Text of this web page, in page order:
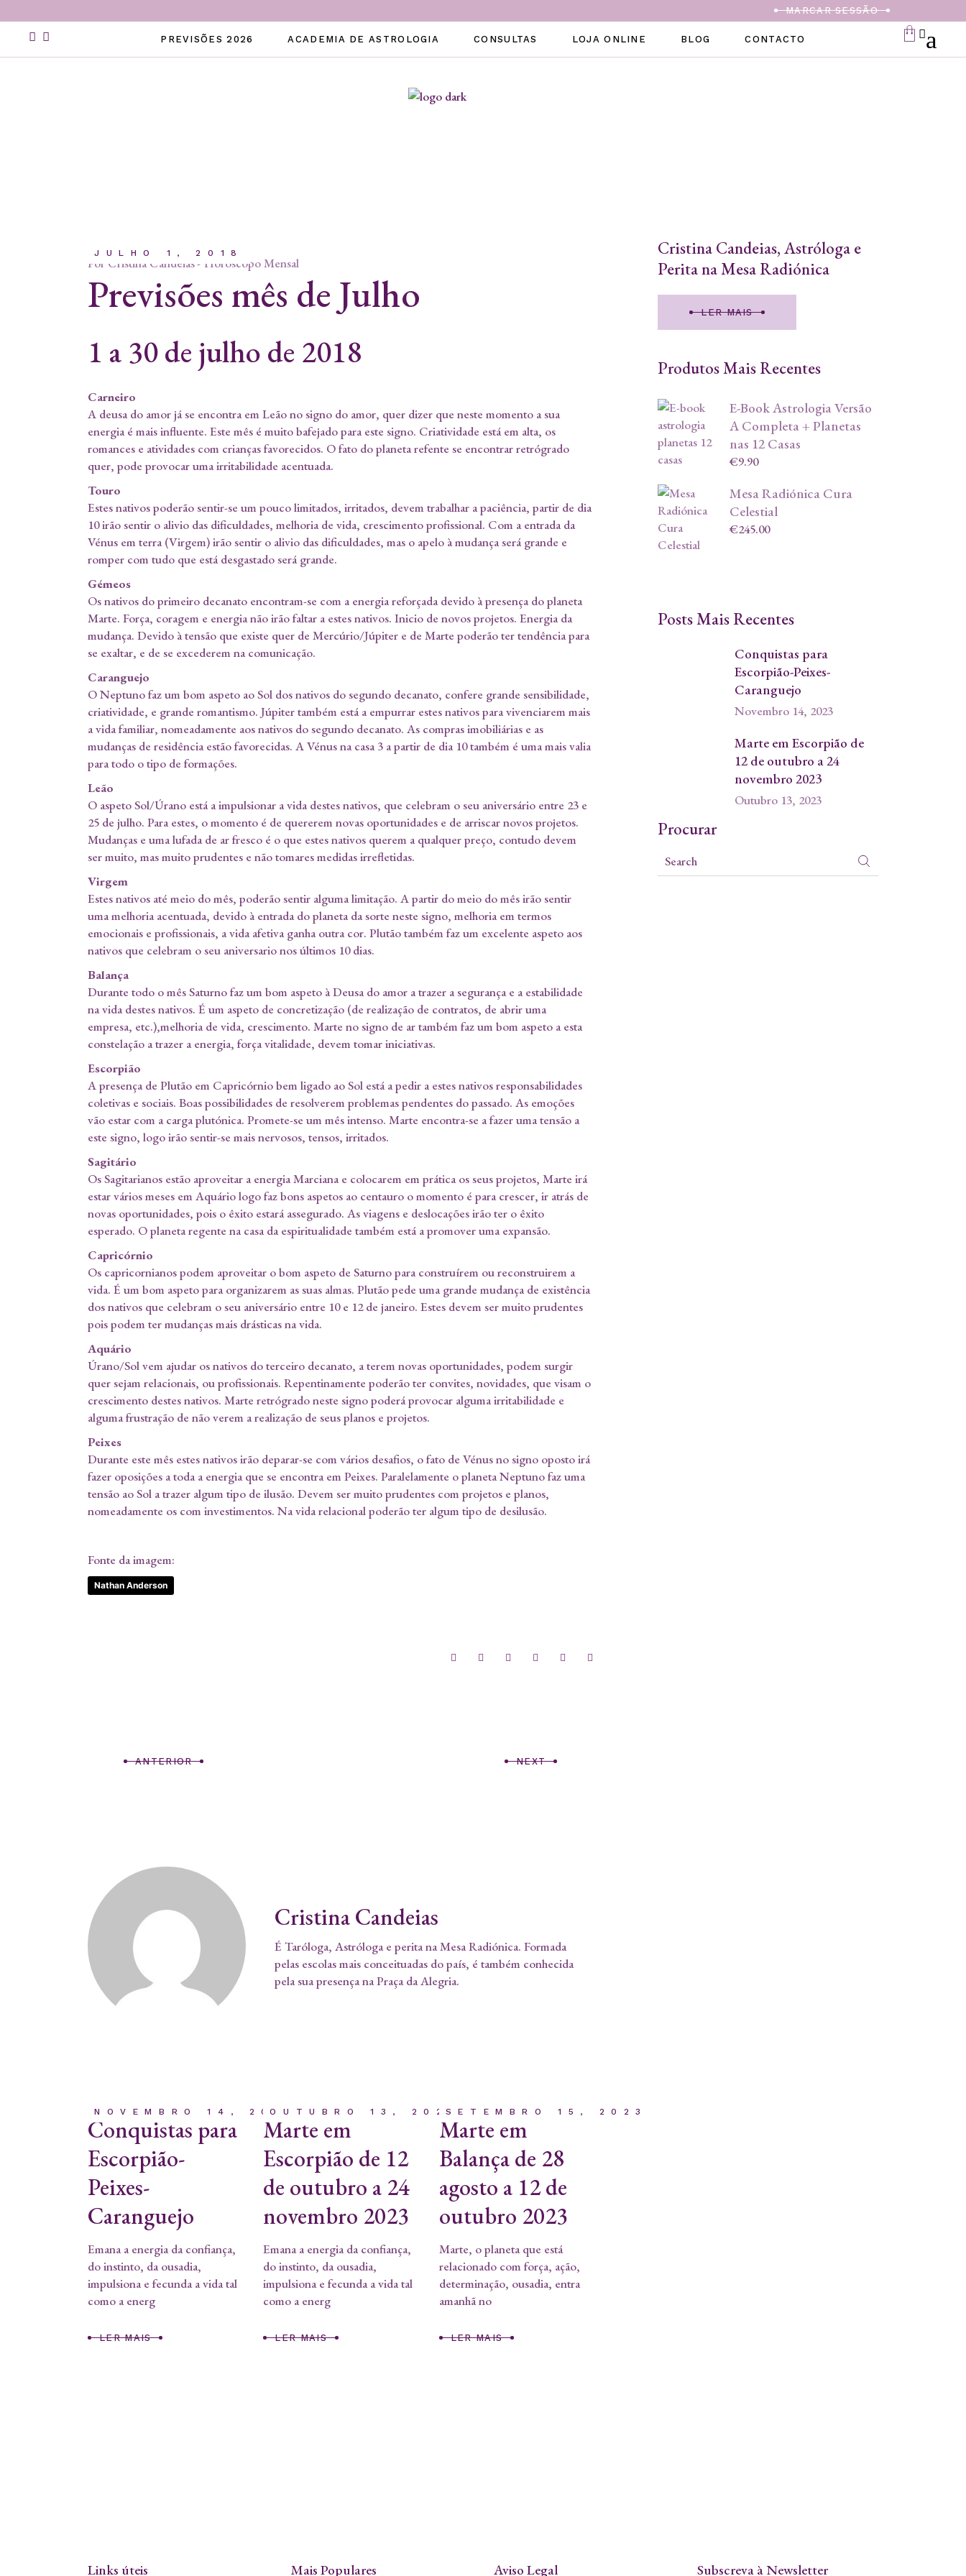
content
MARCAR SESSÃO
PREVISÕES 2026 ACADEMIA DE ASTROLOGIA CONSULTAS LOJA ONLINE BLOG CONTACTO
JULHO 1, 2018
Por Cristina Candeias Horóscopo Mensal
Previsões mês de Julho
1 a 30 de julho de 2018
Carneiro
A deusa do amor já se encontra em Leão no signo do amor, quer dizer que neste momento a sua
energia é mais influente. Este mês é muito bafejado para este signo. Criatividade está em alta, os
romances e atividades com crianças favorecidos. O fato do planeta refente se encontrar retrógrado
quer, pode provocar uma irritabilidade acentuada.
Touro
Estes nativos poderão sentir-se um pouco limitados, irritados, devem trabalhar a paciência, partir de dia
10 irão sentir o alivio das dificuldades, melhoria de vida, crescimento profissional. Com a entrada da
Vénus em terra (Virgem) irão sentir o alivio das dificuldades, mas o apelo à mudança será grande e
romper com tudo que está desgastado será grande.
Gémeos
Os nativos do primeiro decanato encontram-se com a energia reforçada devido à presença do planeta
Marte. Força, coragem e energia não irão faltar a estes nativos. Inicio de novos projetos. Energia da
mudança. Devido à tensão que existe quer de Mercúrio/Júpiter e de Marte poderão ter tendência para
se exaltar, e de se excederem na comunicação.
Caranguejo
O Neptuno faz um bom aspeto ao Sol dos nativos do segundo decanato, confere grande sensibilidade,
criatividade, e grande romantismo. Júpiter também está a empurrar estes nativos para vivenciarem mais
a vida familiar, nomeadamente aos nativos do segundo decanato. As compras imobiliárias e as
mudanças de residência estão favorecidas. A Vénus na casa 3 a partir de dia 10 também é uma mais valia
para todo o tipo de formações.
Leão
O aspeto Sol/Úrano está a impulsionar a vida destes nativos, que celebram o seu aniversário entre 23 e
25 de julho. Para estes, o momento é de quererem novas oportunidades e de arriscar novos projetos.
Mudanças e uma lufada de ar fresco é o que estes nativos querem a qualquer preço, contudo devem
ser muito, mas muito prudentes e não tomares medidas irrefletidas.
Virgem
Estes nativos até meio do mês, poderão sentir alguma limitação. A partir do meio do mês irão sentir
uma melhoria acentuada, devido à entrada do planeta da sorte neste signo, melhoria em termos
emocionais e profissionais, a vida afetiva ganha outra cor. Plutão também faz um excelente aspeto aos
nativos que celebram o seu aniversario nos últimos 10 dias.
Balança
Durante todo o mês Saturno faz um bom aspeto à Deusa do amor a trazer a segurança e a estabilidade
na vida destes nativos. É um aspeto de concretização (de realização de contratos, de abrir uma
empresa, etc.),melhoria de vida, crescimento. Marte no signo de ar também faz um bom aspeto a esta
constelação a trazer a energia, força vitalidade, devem tomar iniciativas.
Escorpião
A presença de Plutão em Capricórnio bem ligado ao Sol está a pedir a estes nativos responsabilidades
coletivas e sociais. Boas possibilidades de resolverem problemas pendentes do passado. As emoções
vão estar com a carga plutónica. Promete-se um mês intenso. Marte encontra-se a fazer uma tensão a
este signo, logo irão sentir-se mais nervosos, tensos, irritados.
Sagitário
Os Sagitarianos estão aproveitar a energia Marciana e colocarem em prática os seus projetos, Marte irá
estar vários meses em Aquário logo faz bons aspetos ao centauro o momento é para crescer, ir atrás de
novas oportunidades, pois o êxito estará assegurado. As viagens e deslocações irão ter o êxito
esperado. O planeta regente na casa da espiritualidade também está a promover uma expansão.
Capricórnio
Os capricornianos podem aproveitar o bom aspeto de Saturno para construírem ou reconstruirem a
vida. É um bom aspeto para organizarem as suas almas. Plutão pede uma grande mudança de existência
dos nativos que celebram o seu aniversário entre 10 e 12 de janeiro. Estes devem ser muito prudentes
pois podem ter mudanças mais drásticas na vida.
Aquário
Úrano/Sol vem ajudar os nativos do terceiro decanato, a terem novas oportunidades, podem surgir
quer sejam relacionais, ou profissionais. Repentinamente poderão ter convites, novidades, que visam o
crescimento destes nativos. Marte retrógrado neste signo poderá provocar alguma irritabilidade e
alguma frustração de não verem a realização de seus planos e projetos.
Peixes
Durante este mês estes nativos irão deparar-se com vários desafios, o fato de Vénus no signo oposto irá
fazer oposições a toda a energia que se encontra em Peixes. Paralelamente o planeta Neptuno faz uma
tensão ao Sol a trazer algum tipo de ilusão. Devem ser muito prudentes com projetos e planos,
nomeadamente os com investimentos. Na vida relacional poderão ter algum tipo de desilusão.
Fonte da imagem:
Nathan Anderson
ANTERIOR NEXT
Cristina Candeias
É Taróloga, Astróloga e perita na Mesa Radiónica. Formada
pelas escolas mais conceituadas do país, é também conhecida
pela sua presença na Praça da Alegria.
NOVEMBRO 14, 2023
Conquistas para
Escorpião-
Peixes-
Caranguejo
Emana a energia da confiança,
do instinto, da ousadia,
impulsiona e fecunda a vida tal
como a energ
LER MAIS
OUTUBRO 13, 2023
Marte em
Escorpião de 12
de outubro a 24
novembro 2023
Emana a energia da confiança,
do instinto, da ousadia,
impulsiona e fecunda a vida tal
como a energ
LER MAIS
SETEMBRO 15, 2023
Marte em
Balança de 28
agosto a 12 de
outubro 2023
Marte, o planeta que está
relacionado com força, ação,
determinação, ousadia, entra
amanhã no
LER MAIS
Cristina Candeias, Astróloga e
Perita na Mesa Radiónica
LER MAIS
Produtos Mais Recentes
E-Book Astrologia Versão
A Completa + Planetas
nas 12 Casas
€9.90
Mesa Radiónica Cura
Celestial
€245.00
Posts Mais Recentes
Conquistas para
Escorpião-Peixes-
Caranguejo
Novembro 14, 2023
Marte em Escorpião de
12 de outubro a 24
novembro 2023
Outubro 13, 2023
Procurar
Links úteis Mais Populares Aviso Legal Subscreva à Newsletter